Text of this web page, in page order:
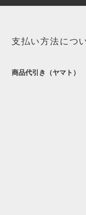
支払い方法につ
商品代引き（ヤマト）